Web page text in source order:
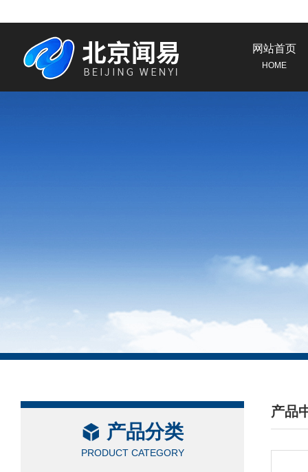
网站首页
HOME
产品分类
PRODUCT CATEGORY
产品
/